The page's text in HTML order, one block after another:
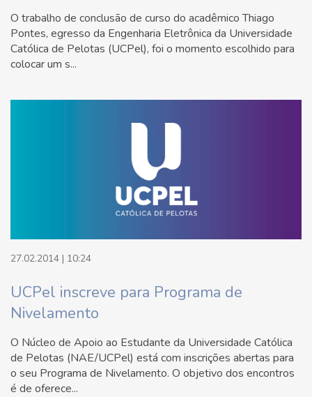
O trabalho de conclusão de curso do acadêmico Thiago
Pontes, egresso da Engenharia Eletrônica da Universidade
Católica de Pelotas (UCPel), foi o momento escolhido para
colocar um s...
27.02.2014 | 10:24
UCPel inscreve para Programa de
Nivelamento
O Núcleo de Apoio ao Estudante da Universidade Católica
de Pelotas (NAE/UCPel) está com inscrições abertas para
o seu Programa de Nivelamento. O objetivo dos encontros
é de oferece...